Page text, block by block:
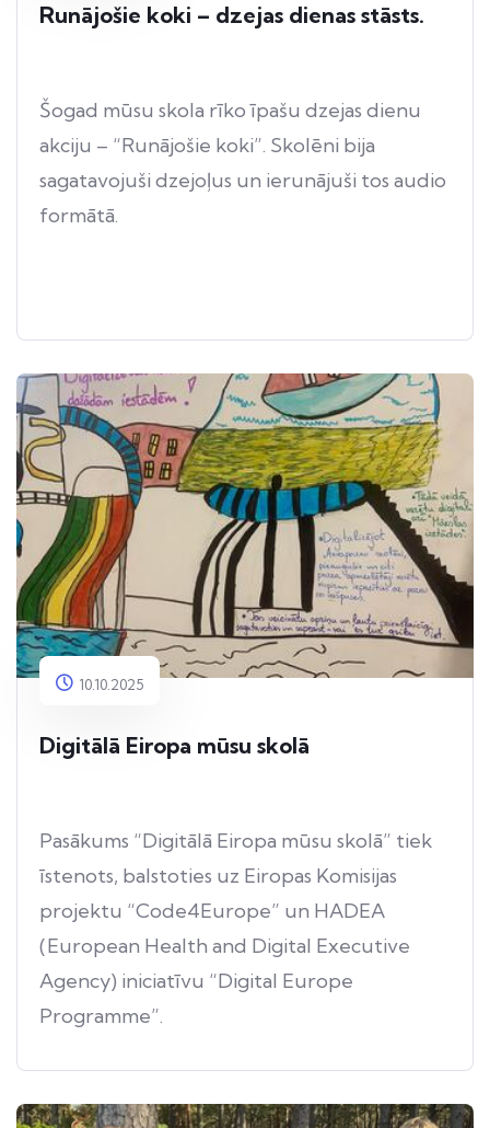
Runājošie koki – dzejas dienas stāsts.
Šogad mūsu skola rīko īpašu dzejas dienu
akciju – “Runājošie koki”. Skolēni bija
sagatavojuši dzejoļus un ierunājuši tos audio
formātā.
10.10.2025
Digitālā Eiropa mūsu skolā
Pasākums “Digitālā Eiropa mūsu skolā” tiek
īstenots, balstoties uz Eiropas Komisijas
projektu “Code4Europe” un HADEA
(European Health and Digital Executive
Agency) iniciatīvu “Digital Europe
Programme”.